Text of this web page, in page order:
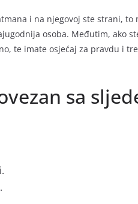
i na njegovoj ste strani,
osoba. Međutim, ako
te imate osjećaj za pravdu i
sa